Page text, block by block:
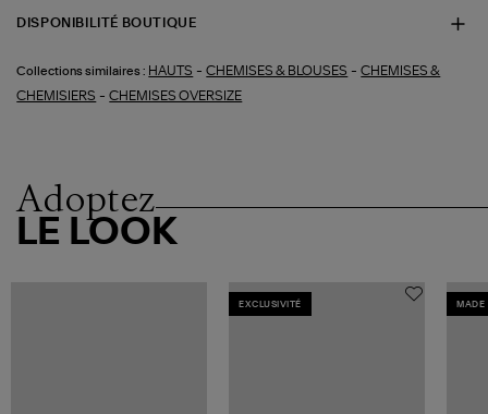
DISPONIBILITÉ BOUTIQUE
Collections similaires : HAUTS -CHEMISES & BLOUSES -CHEMISES &
CHEMISIERS -CHEMISES OVERSIZE
Adoptez
LE LOOK
EXCLUSIVITÉ MADE